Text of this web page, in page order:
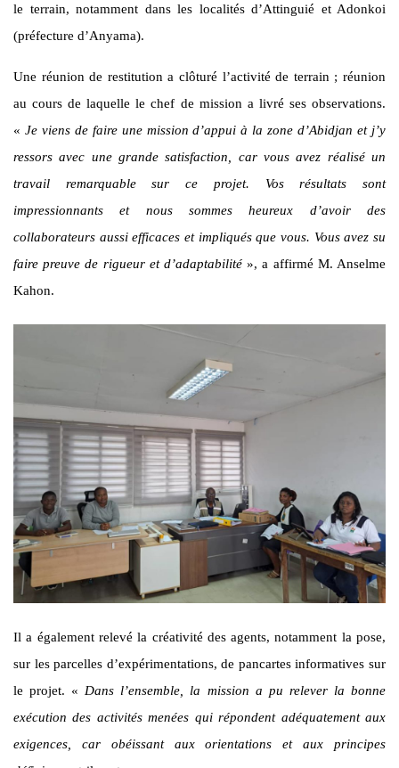
le terrain, notamment dans les localités d’Attinguié et Adonkoi
(préfecture d’Anyama).
Une réunion de restitution a clôturé l’activité de terrain ; réunion
au cours de laquelle le chef de mission a livré ses observations.
« Je viens de faire une mission d’appui à la zone d’Abidjan et j’y
ressors avec une grande satisfaction, car vous avez réalisé un
travail remarquable sur ce projet. Vos résultats sont
impressionnants et nous sommes heureux d’avoir des
collaborateurs aussi efficaces et impliqués que vous. Vous avez su
faire preuve de rigueur et d’adaptabilité », a affirmé M. Anselme
Kahon.
Il a également relevé la créativité des agents, notamment la pose,
sur les parcelles d’expérimentations, de pancartes informatives sur
le projet. « Dans l’ensemble, la mission a pu relever la bonne
exécution des activités menées qui répondent adéquatement aux
exigences, car obéissant aux orientations et aux principes